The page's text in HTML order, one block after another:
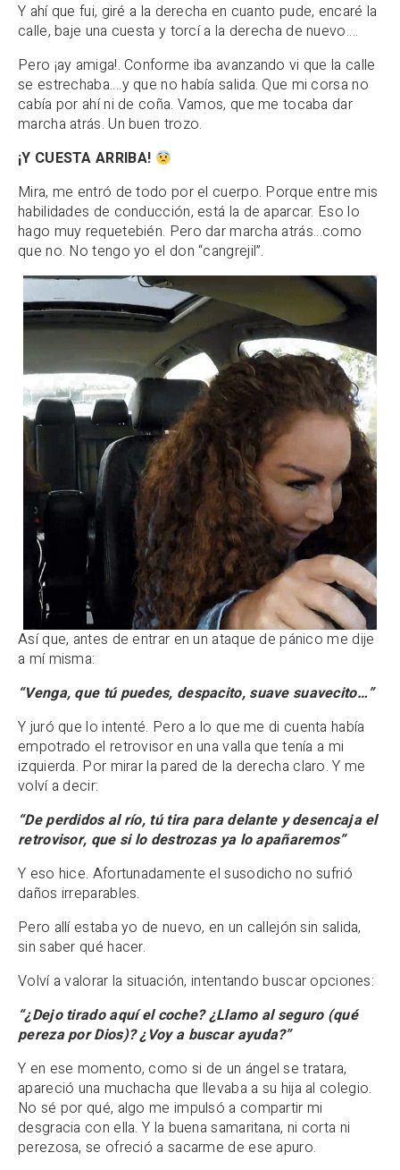
Y ahí que fui, giré a la derecha en cuanto pude, encaré la
calle, baje una cuesta y torcí a la derecha de nuevo….
Pero ¡ay amiga!. Conforme iba avanzando vi que la calle
se estrechaba….y que no había salida. Que mi corsa no
cabía por ahí ni de coña. Vamos, que me tocaba dar
marcha atrás. Un buen trozo.
¡Y CUESTA ARRIBA!
Mira, me entró de todo por el cuerpo. Porque entre mis
habilidades de conducción, está la de aparcar. Eso lo
hago muy requetebién. Pero dar marcha atrás…como
que no. No tengo yo el don “cangrejil”.
Así que, antes de entrar en un ataque de pánico me dije
a mí misma:
“Venga, que tú puedes, despacito, suave suavecito…”
Y juró que lo intenté. Pero a lo que me di cuenta había
empotrado el retrovisor en una valla que tenía a mi
izquierda. Por mirar la pared de la derecha claro. Y me
volví a decir:
“De perdidos al río, tú tira para delante y desencaja el
retrovisor, que si lo destrozas ya lo apañaremos”
Y eso hice. Afortunadamente el susodicho no sufrió
daños irreparables.
Pero allí estaba yo de nuevo, en un callejón sin salida,
sin saber qué hacer.
Volví a valorar la situación, intentando buscar opciones:
“¿Dejo tirado aquí el coche? ¿Llamo al seguro (qué
pereza por Dios)? ¿Voy a buscar ayuda?”
Y en ese momento, como si de un ángel se tratara,
apareció una muchacha que llevaba a su hija al colegio.
No sé por qué, algo me impulsó a compartir mi
desgracia con ella. Y la buena samaritana, ni corta ni
perezosa, se ofreció a sacarme de ese apuro.